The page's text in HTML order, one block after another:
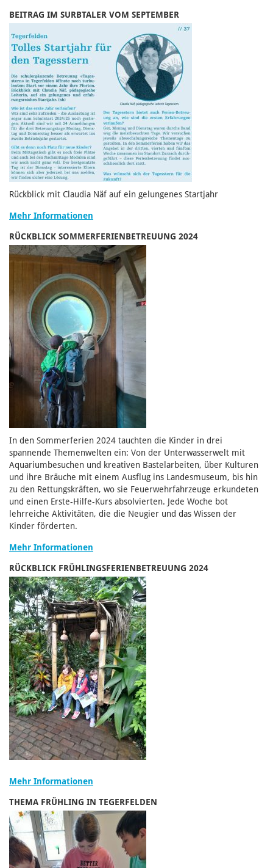
BEITRAG IM SURBTALER VOM SEPTEMBER
Rückblick mit Claudia Näf auf ein gelungenes Startjahr
Mehr Informationen
RÜCKBLICK SOMMERFERIENBETREUUNG 2024
In den Sommerferien 2024 tauchten die Kinder in drei
spannende Themenwelten ein: Von der Unterwasserwelt mit
Aquariumbesuchen und kreativen Bastelarbeiten, über Kulturen
und ihre Bräuche mit einem Ausflug ins Landesmuseum, bis hin
zu den Rettungskräften, wo sie Feuerwehrfahrzeuge erkundeten
und einen Erste-Hilfe-Kurs absolvierten. Jede Woche bot
lehrreiche Aktivitäten, die die Neugier und das Wissen der
Kinder förderten.
Mehr Informationen
RÜCKBLICK FRÜHLINGSFERIENBETREUUNG 2024
Mehr Informationen
THEMA FRÜHLING IN TEGERFELDEN